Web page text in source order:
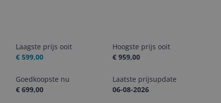
Laagste prijs ooit
€ 599,00
Hoogste prijs ooit
€ 959,00
Goedkoopste nu
€ 699,00
Laatste prijsupdate
06-08-2026